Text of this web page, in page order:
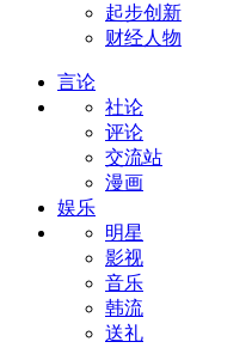
起步创新
财经人物
言论
社论
评论
交流站
漫画
娱乐
明星
影视
音乐
韩流
送礼